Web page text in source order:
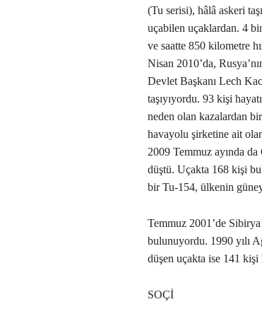
(Tu serisi), hâlâ askeri
uçabilen uçaklardan. 4
ve saatte 850 kilometre
Nisan 2010’da,
Devlet Başkanı Lech
taşıyıyordu. 93 kişi
neden olan kazalardan
havayolu şirketine ait
2009 Temmuz ayında
düştü. Uçakta 168 kişi
bir Tu-154, ülkenin
Temmuz 2001’de
bulunuyordu. 1990 yılı
düşen uçakta ise 141 kişi
SOÇİ